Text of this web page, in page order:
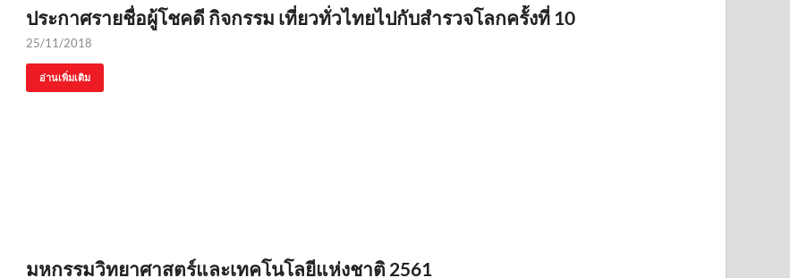
ประกาศรายชื่อผู้โชคดี กิจกรรม เที่ยวทั่วไทยไปกับสำรวจโลกครั้งที่ 10
25/11/2018
อ่านเพิ่มเติม
มหกรรมวิทยาศาสตร์และเทคโนโลยีแห่งชาติ 2561